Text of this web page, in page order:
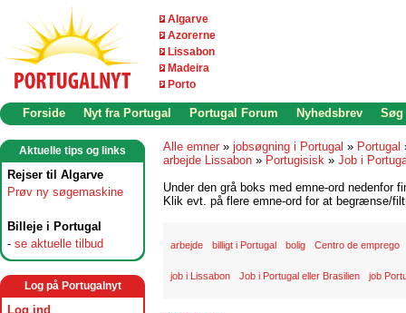
Algarve
Azorerne
Lissabon
Madeira
Porto
Forside Nyt fra Portugal Portugal Forum Nyhedsbrev Søg
Aktuelle tips og links
Rejser til Algarve
Prøv ny søgemaskine
Billeje i Portugal
- se aktuelle tilbud
Log på Portugalnyt
Log ind
Alle emner » jobsøgning i Portugal » Portugal
arbejde Lissabon » Portugisisk » Job i
Under den grå boks med emne-ord nedenfor
Klik evt. på flere emne-ord for at begrænse/
arbejde billigt i Portugal bolig Centro de emprego
job i Lissabon Job i Portugal eller Brasilien job